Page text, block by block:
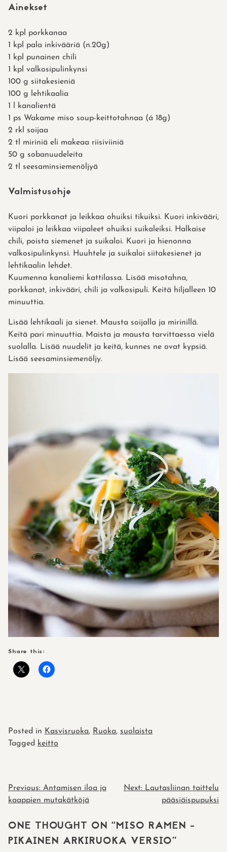
Ainekset
2 kpl
porkkanaa
1
kpl
pala inkivääriä (n.20g)
1
kpl
punainen chili
1
kpl valkosipulinkynsi
100 g siitakesieniä
100 g
lehtikaalia
1
kanalientä
1 ps Wakame miso soup-keittotahnaa (á 18g)
2 rkl
soijaa
2 tl
miriniä eli makeaa riisiviiniä
50 g sobanuudeleita
2 tl seesaminsiemenöljyä
Valmistusohje
Kuori porkkanat ja leikkaa ohuiksi tikuiksi. Kuori inkivääri,
viipaloi ja leikkaa viipaleet ohuiksi suikaleiksi. Halkaise
chili, poista siemenet ja suikaloi. Kuori ja hienonna
valkosipulinkynsi. Huuhtele ja suikaloi siitakesienet ja
lehtikaalin lehdet.
Kuumenna kanaliemi kattilassa. Lisää misotahna,
porkkanat, inkivääri, chili ja valkosipuli. Keitä hiljalleen 10
minuuttia.
Lisää lehtikaali ja sienet. Mausta soijalla ja mirinillä.
Keitä pari minuuttia. Maista ja mausta tarvittaessa vielä
suolalla. Lisää nuudelit ja keitä, kunnes ne ovat kypsiä.
Lisää seesaminsiemenöljy.
Share this:
Posted in Kasvisruoka, Ruoka, suolaista
Tagged keitto
POST
NAVIGATION
Previous: Antamisen iloa ja
kaappien mutakätköjä
Next: Lautasliinan taittelu
pääsiäispupuksi
ONE THOUGHT ON “MISO RAMEN -
PIKAINEN ARKIRUOKA VERSIO”